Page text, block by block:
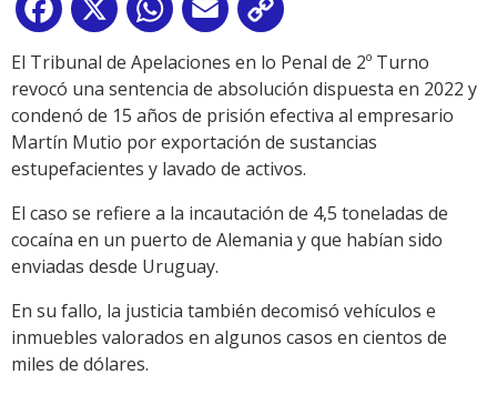
Facebook
X WhatsApp
Email
Link
El Tribunal de Apelaciones en lo Penal de 2º Turno
revocó una sentencia de absolución dispuesta en 2022 y
condenó de 15 años de prisión efectiva al empresario
Martín Mutio por exportación de sustancias
estupefacientes y lavado de activos.
El caso se refiere a la incautación de 4,5 toneladas de
cocaína en un puerto de Alemania y que habían sido
enviadas desde Uruguay.
En su fallo, la justicia también decomisó vehículos e
inmuebles valorados en algunos casos en cientos de
miles de dólares.